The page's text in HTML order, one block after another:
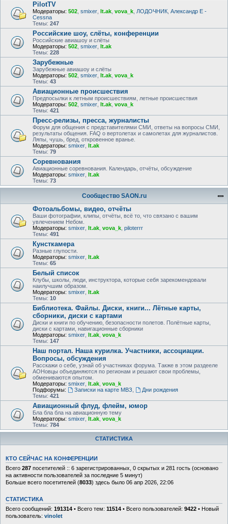
PilotTV
Модераторы: 502 smixer lt.ak vova_k ЛОДОЧНИК Александр E -
Cessna
Темы: 247
Российские шоу, слёты, конференции
Российские авиашоу и слёты
Модераторы: 502 smixer lt.ak
Темы: 228
Зарубежные
Зарубежные авиашоу и слёты
Модераторы: 502 smixer lt.ak vova_k
Темы: 43
Авиационные происшествия
Предпосылки к летным происшествиям, летные происшествия
Модераторы: 502 smixer lt.ak vova_k
Темы: 421
Пресс-релизы, пресса, журналисты
Форум для общения с представителями СМИ, ответы на вопросы СМИ,
результаты общения. FAQ о вертолетах и самолетах для журналистов.
Ляпы, чушь, бред, откровенное вранье.
Модераторы: smixer lt.ak
Темы: 79
Соревнования
Авиационные соревнования. Календарь, отчёты, обсуждение
Модераторы: smixer lt.ak
Темы: 73
Сообщество SAON.ru
Фотоальбомы, видео, отчёты
Ваши фотографии, клипы, отчёты, всё то, что связано с вашим
увлечением Небом.
Модераторы: smixer lt.ak vova_k piloterrr
Темы: 491
Кунсткамера
Разные глупости.
Модераторы: smixer lt.ak
Темы: 65
Белый список
Клубы, школы, люди, инструктора, которые себя зарекомендовали
наилучшим образом.
Модераторы: smixer lt.ak
Темы: 10
Библиотека. Файлы. Диски, книги... Лётные карты,
сборники, диски с картами
Диски и книги по обучению, безопасности полетов. Полётные карты,
диски с картами, навигационные сборники
Модераторы: smixer lt.ak vova_k
Темы: 147
Наш портал. Наша курилка. Участники, ассоциации.
Вопросы, обсуждения
Расскажи о себе, узнай об участниках форума. Также в этом раздееле
АОНовцы объединяются по регионам и решают свои проблемы,
обмениваются опытом.
Модераторы: smixer lt.ak vova_k
Подфорумы:
Записки на карте МВЗ
Дни рождения
Темы: 421
Авиационный флуд, флейм, юмор
Бла бла бла на авиационную тему
Модераторы: smixer lt.ak vova_k
Темы: 784
СТАТИСТИКА
КТО СЕЙЧАС НА КОНФЕРЕНЦИИ
Всего 287 посетителей :: 6 зарегистрированных, 0 скрытых и 281 гость (основано
на активности пользователей за последние 5 минут)
Больше всего посетителей (8033) здесь было 06 апр 2026, 22:06
СТАТИСТИКА
Всего сообщений: 191314 • Всего тем: 11514 • Всего пользователей: 9422 • Новый
пользователь: vinolet